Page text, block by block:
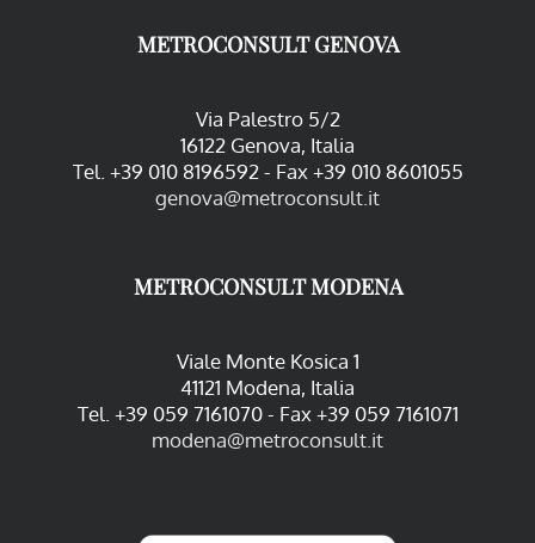
METROCONSULT GENOVA
Via Palestro 5/2
16122 Genova, Italia
Tel. +39 010 8196592 - Fax +39 010 8601055
genova@metroconsult.it
METROCONSULT MODENA
Viale Monte Kosica 1
41121 Modena, Italia
Tel. +39 059 7161070 - Fax +39 059 7161071
modena@metroconsult.it